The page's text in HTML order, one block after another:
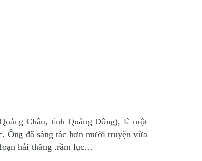
Châu, tỉnh Quảng Đông), là một
Ông đã sáng tác hơn mười truyện vừa
hải thăng trầm lục…